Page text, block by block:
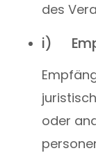
des
i)
oder